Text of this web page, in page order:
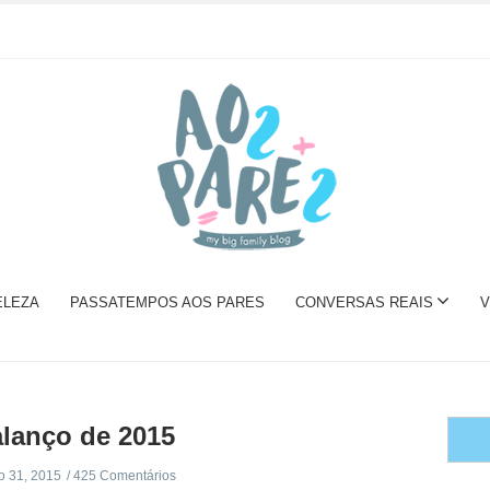
PASSATEMPOS AOS PARES CONVERSAS REAIS
de 2015
31, 2015 425 Comentários